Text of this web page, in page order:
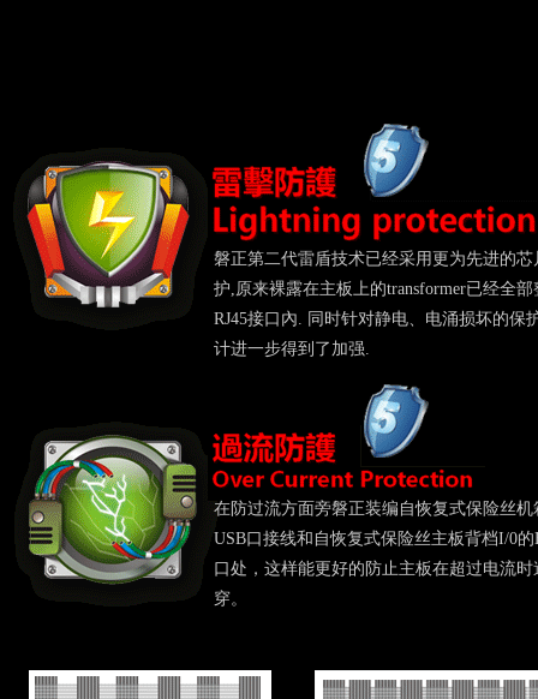
磐正第二代雷盾技术已经采用更为先进的芯
护,原来裸露在主板上的transformer已经全部
RJ45接口內. 同时针对静电、电涌损坏的保
计进一步得到了加强.
在防过流方面旁磐正装编自恢复式保险丝机
USB口接线和自恢复式保险丝主板背档I/0
口处，这样能更好的防止主板在超过电流时
穿。